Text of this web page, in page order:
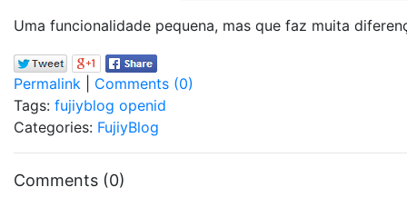
Uma funcionalidade pequena, mas que faz muita
Permalink
Comments (0)
Tags: fujiyblog openid
Categories: FujiyBlog
Comments (0)